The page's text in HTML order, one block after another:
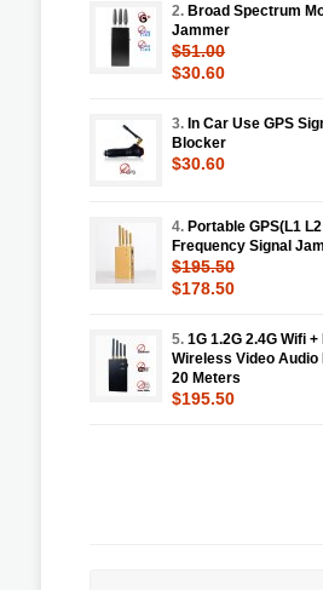
2. Broad Spectrum
Jammer
$51.00
$30.60
3. In Car Use GPS
Blocker
$30.60
4. Portable GPS(L1 L2
Frequency Signal
$195.50
$178.50
5. 1G 1.2G 2.4G Wifi
Wireless Video
20 Meters
$195.50